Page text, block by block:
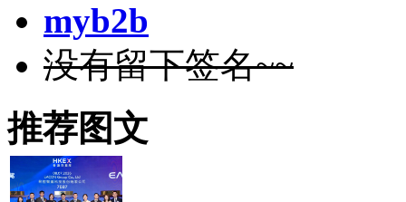
myb2b
没有留下签名~~
推荐图文